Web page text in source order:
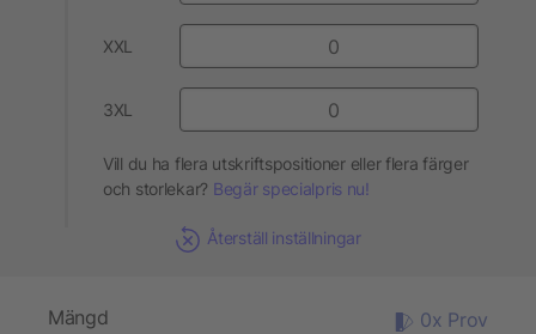
XXL
3XL
Vill du ha flera utskriftspositioner eller flera färger
och storlekar? Begär specialpris nu!
Återställ inställningar
Mängd 0x Prov